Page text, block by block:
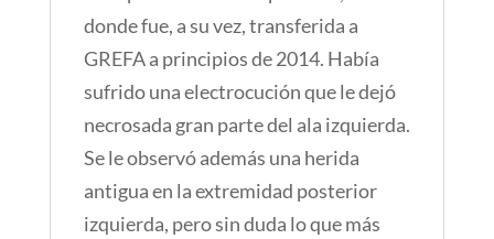
donde fue, a su vez, transferida a
GREFA a principios de 2014. Había
sufrido una electrocución que le dejó
necrosada gran parte del ala izquierda.
Se le observó además una herida
antigua en la extremidad posterior
izquierda, pero sin duda lo que más